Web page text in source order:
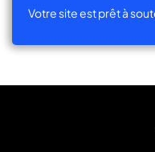
Votre site est prêt à